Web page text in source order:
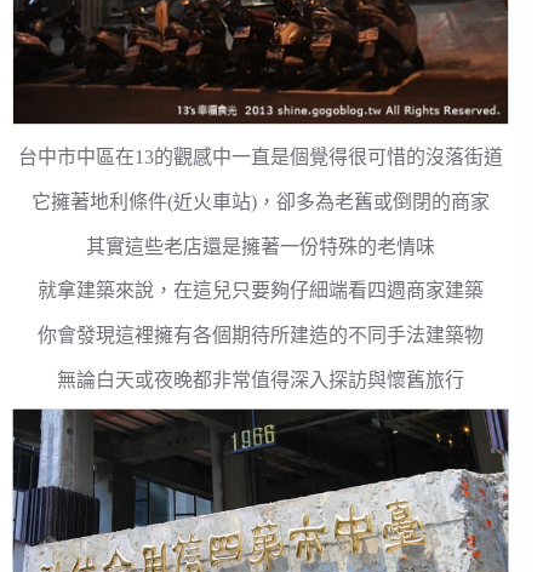
台中市中區在13的觀感中一直是個覺得很可惜的沒落街道
它擁著地利條件(近火車站)，卻多為老舊或倒閉的商家
其實這些老店還是擁著一份特殊的老情味
就拿建築來說，在這兒只要夠仔細端看四週商家建築
你會發現這裡擁有各個期待所建造的不同手法建築物
無論白天或夜晚都非常值得深入探訪與懷舊旅行